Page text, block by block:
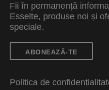
Fii în permanență
Esselte, produse noi și
speciale.
ABONEAZĂ-TE
Politica de